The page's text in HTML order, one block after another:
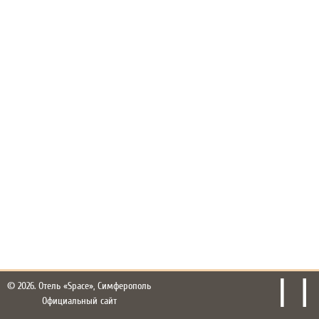
© 2026. Отель «Space», Симферополь
Официальный сайт